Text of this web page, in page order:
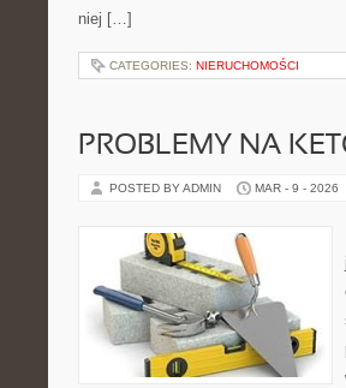
niej […]
CATEGORIES: NIERUCHOMOŚCI
PROBLEMY NA
POSTED BY ADMIN MAR - 9 - 2026